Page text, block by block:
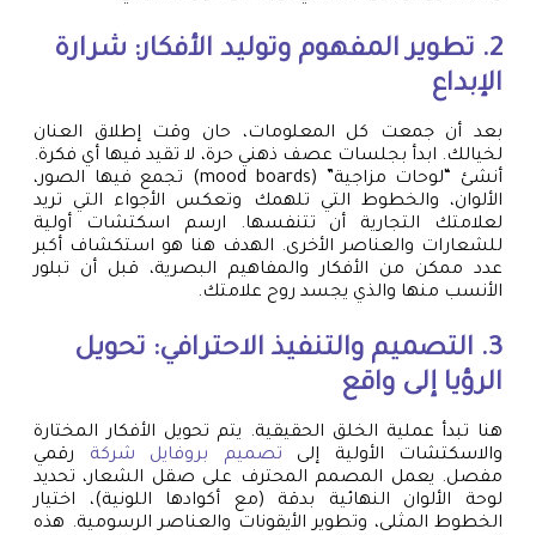
2. تطوير المفهوم وتوليد الأفكار: شرارة
الإبداع
بعد أن جمعت كل المعلومات، حان وقت إطلاق العنان
لخيالك. ابدأ بجلسات عصف ذهني حرة، لا تقيد فيها أي فكرة.
أنشئ “لوحات مزاجية” (mood boards) تجمع فيها الصور،
الألوان، والخطوط التي تلهمك وتعكس الأجواء التي تريد
لعلامتك التجارية أن تتنفسها. ارسم اسكتشات أولية
للشعارات والعناصر الأخرى. الهدف هنا هو استكشاف أكبر
عدد ممكن من الأفكار والمفاهيم البصرية، قبل أن تبلور
الأنسب منها والذي يجسد روح علامتك.
3. التصميم والتنفيذ الاحترافي: تحويل
الرؤيا إلى واقع
هنا تبدأ عملية الخلق الحقيقية. يتم تحويل الأفكار المختارة
والاسكتشات الأولية إلى تصميم بروفايل شركة رقمي
مفصل. يعمل المصمم المحترف على صقل الشعار، تحديد
لوحة الألوان النهائية بدقة (مع أكوادها اللونية)، اختيار
الخطوط المثلى، وتطوير الأيقونات والعناصر الرسومية. هذه